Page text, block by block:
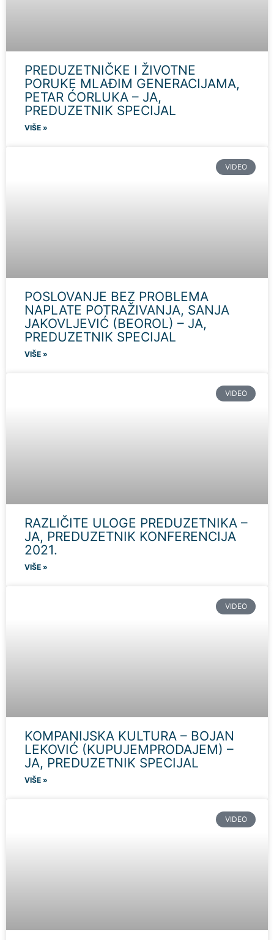
PREDUZETNIČKE I ŽIVOTNE
PORUKE MLAĐIM GENERACIJAMA,
PETAR ĆORLUKA – JA,
PREDUZETNIK SPECIJAL
VIŠE »
VIDEO
POSLOVANJE BEZ PROBLEMA
NAPLATE POTRAŽIVANJA, SANJA
JAKOVLJEVIĆ (BEOROL) – JA,
PREDUZETNIK SPECIJAL
VIŠE »
VIDEO
RAZLIČITE ULOGE PREDUZETNIKA –
JA, PREDUZETNIK KONFERENCIJA
2021.
VIŠE »
VIDEO
KOMPANIJSKA KULTURA – BOJAN
LEKOVIĆ (KUPUJEMPRODAJEM) –
JA, PREDUZETNIK SPECIJAL
VIŠE »
VIDEO